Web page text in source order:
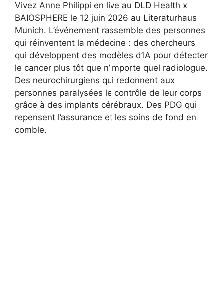
Vivez Anne Philippi en live au DLD Health x
BAIOSPHERE le 12 juin 2026 au Literaturhaus
Munich. L’événement rassemble des personnes
qui réinventent la médecine : des chercheurs
qui développent des modèles d’IA pour détecter
le cancer plus tôt que n’importe quel radiologue.
Des neurochirurgiens qui redonnent aux
personnes paralysées le contrôle de leur corps
grâce à des implants cérébraux. Des PDG qui
repensent l’assurance et les soins de fond en
comble.